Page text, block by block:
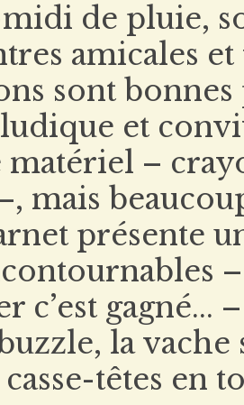
de pluie,
amicales
sont bonnes
et
matériel –
mais
présente
c’est
la vache
têtes en